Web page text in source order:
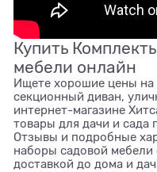
Купить
мебели онлайн
Ищете хорошие цены на
секционный диван,
интернет-магазине
товары для дачи и сада
Отзывы и подробные
наборы садовой мебели
доставкой до дома и